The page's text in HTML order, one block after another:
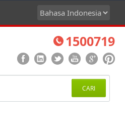
1500719
CARI